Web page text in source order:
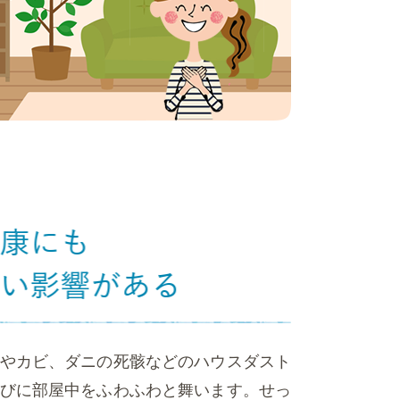
カビ、ダニの死骸などのハウスダスト
に部屋中をふわふわと舞います。せっ